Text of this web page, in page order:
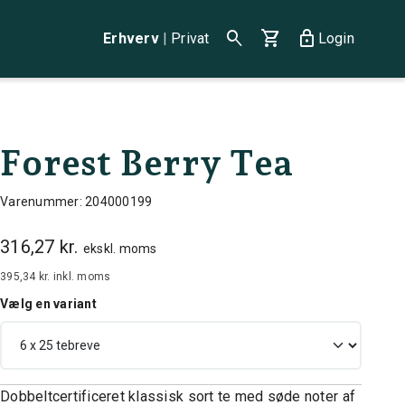
Erhverv | Privat search shopping_cart lock Login
Forest Berry Tea
Varenummer: 204000199
316,27 kr. ekskl. moms
395,34 kr. inkl. moms
Vælg en variant
Dobbeltcertificeret klassisk sort te med søde noter af